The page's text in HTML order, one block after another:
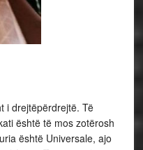
i drejtëpërdrejtë. Të
është të mos zotërosh
është Universale, ajo